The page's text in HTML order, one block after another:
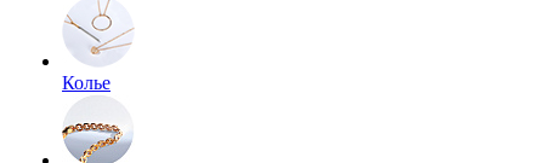
Колье